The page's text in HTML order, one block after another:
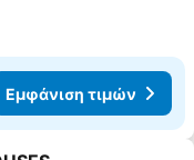
Εμφάνιση τιμών